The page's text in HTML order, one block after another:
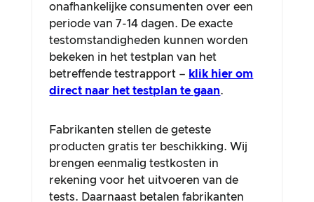
onafhankelijke consumenten over een
periode van 7-14 dagen. De exacte
testomstandigheden kunnen worden
bekeken in het testplan van het
betreffende testrapport – klik hier om
direct naar het testplan te gaan.
Fabrikanten stellen de geteste
producten gratis ter beschikking. Wij
brengen eenmalig testkosten in
rekening voor het uitvoeren van de
tests. Daarnaast betalen fabrikanten